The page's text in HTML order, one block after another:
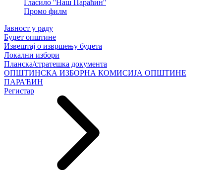
Гласило ''Наш Параћин''
Промо филм
Јавност у раду
Буџет општине
Извештај о извршењу буџета
Локални избори
Планска/стратешка документа
ОПШТИНСКА ИЗБОРНА КОМИСИЈА ОПШТИНЕ
ПАРАЋИН
Регистар